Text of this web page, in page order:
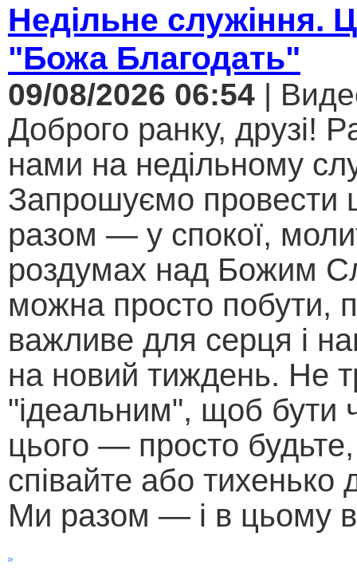
Недільне служіння.
"Божа Благодать"
09/08/2026 06:54 |
Доброго ранку, друзі!
нами на недільному
Запрошуємо провести
разом — у спокої,
роздумах над Божим
можна просто побути,
важливе для серця і
на новий тиждень. Не
"ідеальним", щоб бути
цього — просто
співайте або тихенько
Ми разом — і в цьому